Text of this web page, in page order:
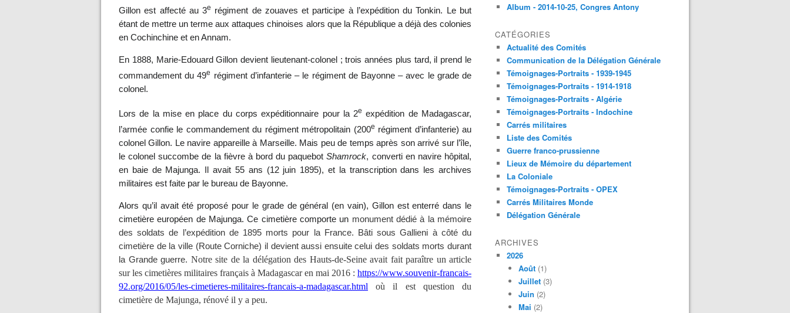
Gillon est affecté au 3e régiment de zouaves et participe à l’expédition du Tonkin. Le but
étant de mettre un terme aux attaques chinoises alors que la République a déjà des colonies
en Cochinchine et en Annam.
En 1888, Marie-Edouard Gillon devient lieutenant-colonel ; trois années plus tard, il prend le
commandement du 49e régiment d’infanterie – le régiment de Bayonne – avec le grade de
colonel.
Lors de la mise en place du corps expéditionnaire pour la 2e expédition de Madagascar,
l’armée confie le commandement du régiment métropolitain (200e régiment d’infanterie) au
colonel Gillon. Le navire appareille à Marseille. Mais peu de temps après son arrivé sur l’île,
le colonel succombe de la fièvre à bord du paquebotShamrock, converti en navire hôpital,
en baie de Majunga. Il avait 55 ans (12 juin 1895), et la transcription dans les archives
militaires est faite par le bureau de Bayonne.
Alors qu’il avait été proposé pour le grade de général (en vain), Gillon est enterré dans le
cimetière européen de Majunga. Ce cimetière comporte un monument dédié à la mémoire
des soldats de l’expédition de 1895 morts pour la France. Bâti sous Gallieni à côté du
cimetière de la ville (Route Corniche) il devient aussi ensuite celui des soldats morts durant
la Grande guerre. Notre site de la délégation des Hauts-de-Seine avait fait paraître un article
sur les cimetières militaires français à Madagascar en mai 2016 : https://www.souvenir-francais-
92.org/2016/05/les-cimetieres-militaires-francais-a-madagascar.html où il est question du
cimetière de Majunga, rénové il y a peu.
Album - 2014-10-25, Congres Antony
CATÉGORIES
Actualité des Comités
Communication de la Délégation Générale
Témoignages-Portraits - 1939-1945
Témoignages-Portraits - 1914-1918
Témoignages-Portraits - Algérie
Témoignages-Portraits - Indochine
Carrés militaires
Liste des Comités
Guerre franco-prussienne
Lieux de Mémoire du département
La Coloniale
Témoignages-Portraits - OPEX
Carrés Militaires Monde
Délégation Générale
ARCHIVES
2026
Août (1)
Juillet (3)
Juin (2)
Mai (2)